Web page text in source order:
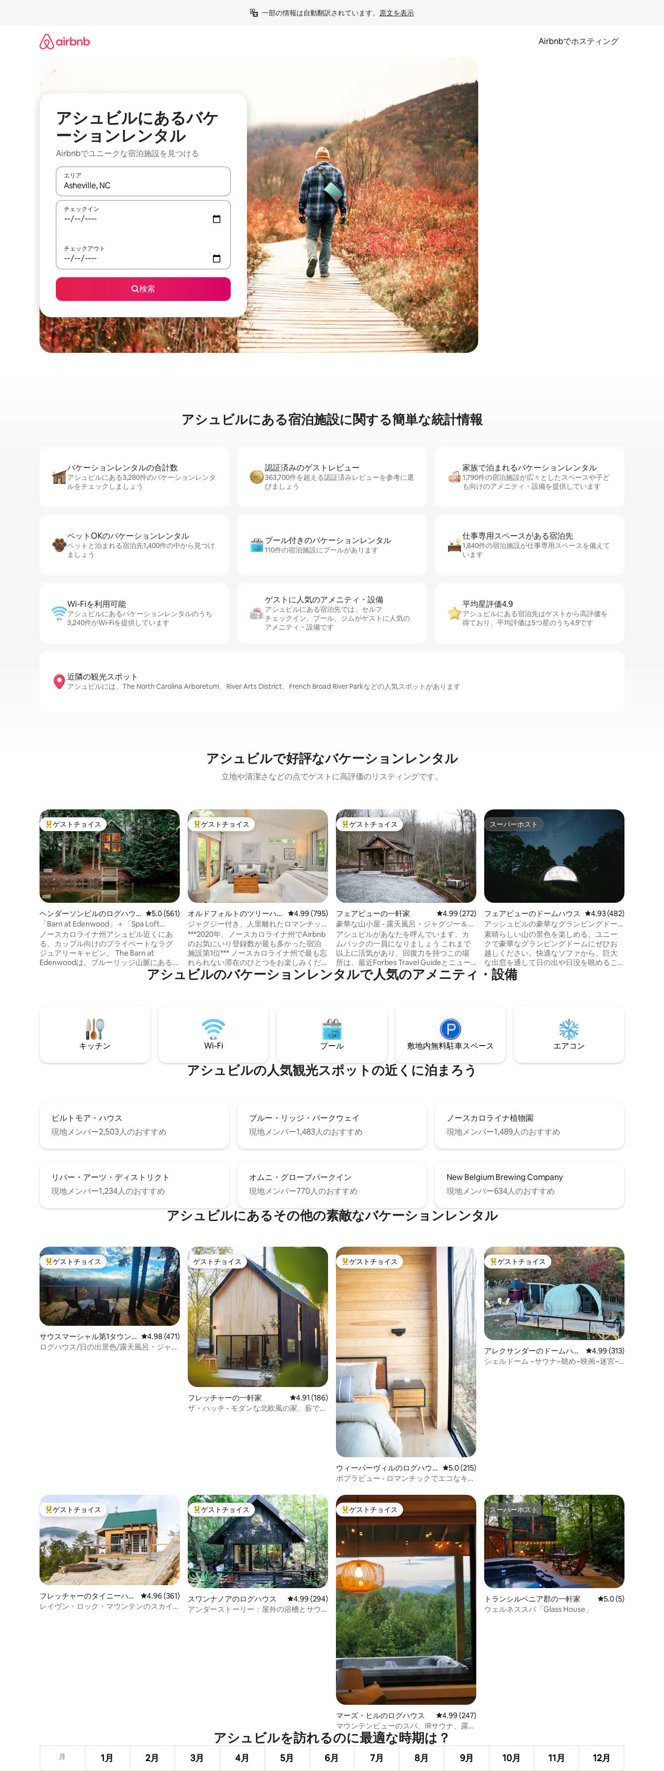
一部の情報は自動翻訳されています。 原文を表示
Airbnbでホスティング
アシュビルにあるバケ
ーションレンタル
Airbnbでユニークな宿泊施設を見つける
エリア
検索結果が表示されたら、上下の矢印キーを使って移動するか、画面をタッチまたはスワイプして検索結果を確認することができます。
チェックイン
チェックアウト
検索
アシュビルに⁠あ⁠る宿⁠泊⁠施⁠設⁠に関⁠す⁠る簡⁠単⁠な統⁠計⁠情⁠報
バケーションレ⁠ン⁠タ⁠ル⁠の合⁠計⁠数
アシュビルにある3,280件のバケーションレンタ
ルをチェックしましょう
認証済みのゲ⁠ス⁠ト⁠レ⁠ビ⁠ュ⁠ー
363,700件を超える認証済みレビューを参考に選
びましょう
家族で泊まれるバ⁠ケ⁠ー⁠シ⁠ョ⁠ンレ⁠ン⁠タ⁠ル
1,790件の宿泊施設が広々としたスペースや子ど
も向けのアメニティ・設備を提供しています
ペットOKのバ⁠ケ⁠ー⁠シ⁠ョ⁠ンレ⁠ン⁠タ⁠ル
ペットと泊まれる宿泊先1,400件の中から見つけ
ましょう
プール付きのバ⁠ケ⁠ー⁠シ⁠ョ⁠ンレ⁠ン⁠タ⁠ル
110件の宿泊施設にプールがあります
仕事専用ス⁠ペ⁠ー⁠スがあ⁠る宿⁠泊⁠先
1,840件の宿泊施設が仕事専用スペースを備えて
います
Wi-Fiを利⁠用⁠可⁠能
アシュビルにあるバケーションレンタルのうち
3,240件がWi-Fiを提供しています
ゲストに人⁠気⁠のア⁠メ⁠ニ⁠テ⁠ィ・設⁠備
アシュビルにある宿泊先では、セ⁠ル⁠フ
チ⁠ェ⁠ッ⁠ク⁠イ⁠ン、プール、ジムがゲストに人気の
アメニティ・設備です
平均星評価4.9
アシュビルにある宿泊先はゲストから高評価を
得ており、平均評価は5つ星のうち4.9です
近隣の観光ス⁠ポ⁠ッ⁠ト
アシュビルには、The North Carolina Arboretum、River Arts District、French Broad River Parkなどの人気スポットがあります
アシュビルで好評なバケーションレンタル
立地や清潔さなどの点でゲストに高評価のリスティングです。
大好評のゲストチョイスです。
ゲストチョイス
ヘンダーソンビルのログハウ
ス
レビュー561件、5つ星中5.0つ星の平均評価
5.0 (561)
「Barn at Edenwood」＋「Spa Loft
Tub」＋「Luxe Couples Getaway」
ノースカロライナ州アシュビル近くにあ
る、カップル向けのプライベートなラグ
ジュアリーキャビン。 The Barn at
Edenwoodは、ブルーリッジ山脈にあるデ
ザイン重視の山小屋で、ロマンチックな
旅行や静かな一人旅に最適です。浸かる
ュアリー、自然を求めるカップル向けに
意図的にデザインされています。ヘンダ
ーソンビルのダウンタウンまで12分、アシ
ュビルまで40分。エキュスタトレイル、
デュポンフォレスト、ピスガー国有林、
ビルトモアエステート、ブルーリッジパ
大好評のゲストチョイスです。
ゲストチョイス
オルドフォルトのツリーハウ
ス
レビュー795件、5つ星中4.99つ星の平均評価
4.99 (795)
ジャグジー付き、人里離れたロマンチッ
クな豪華ツリーハウス
***2020年、ノースカロライナ州でAirbnb
のお気にいり登録数が最も多かった宿泊
施設第1位*** ノースカロライナ州で最も忘
れられない滞在のひとつをお楽しみくだ
さい。森の奥深くに佇む、リラクゼーシ
ョン、ロマンス、つながり、そして完全
葉樹とマウンテン・ローレルに囲まれ
た、人里離れたオアシスへと足を運びま
しょう。木々に囲まれて楽しむモーニン
グコーヒーから、星空の下で過ごすホッ
トタブの夜まで、ここで過ごすすべての
瞬間が特別な体験のように感じられま
す。
大好評のゲストチョイスです。
ゲストチョイス
フェアビューの一軒家 レビュー272件、5つ星中4.99つ星の平均評価
4.99 (272)
豪華な山小屋 - 露天風呂・ジャグジー＆暖
炉3
アシュビルがあなたを呼んでいます。カ
ムバックの一員になりましょう これまで
以上に活気があり、回復力を持つこの場
所は、最近Forbes Travel Guideとニュー
ヨーク・タイムズによって2025年の人気
旅行先に選ばれました。 私たちの豪華な
す。自然に囲まれたこの家には、プライ
ベートホットタブ、屋外ガス暖炉、屋内
電気暖炉、マスターベッドルームからの
素晴らしい荒野の景色があり、山の生活
のすべての快適さを備えています。
スーパーホスト
スーパーホスト
フェアビューのドームハウス レビュー482件、5つ
4.93 (482)
アッシュビルの豪華なグランピングドー
ム | 山の景色、露天風呂・ジャグジー
素晴らしい山の景色を楽しめる、ユニー
クで豪華なグランピングドームにぜひお
越しください。快適なソファから、巨大
な出窓を通して日の出や日没を眺めるこ
とができます。美しい自然に囲まれなが
ら、屋外のホットタブやファイヤーピッ
山のオアシスです。Instaでフォローして
ください！@glamp_avl ◆ 暖房とエアコ
ン ◆ 居心地の良い薪ストーブ ◆ 屋外バス
タブ 夜用の◆囲炉裏 ◆ 快適なキングベッ
アシュビルのバケーションレンタルで人気のアメニティ・設備
キッチン Wi-Fi プール 敷地内無料駐⁠車ス⁠ペ⁠ー⁠ス エアコン
アシュビルの人気観光スポットの近くに泊まろう
ビルトモア・ハウス
現地メンバー2,503人のおすすめ
ブルー・リッジ・パークウェイ
現地メンバー1,483人のおすすめ
ノースカロライナ植物園
現地メンバー1,489人のおすすめ
リバー・アーツ・ディストリクト
現地メンバー1,234人のおすすめ
オムニ・グローブパークイン
現地メンバー770人のおすすめ
New Belgium Brewing Company
現地メンバー634人のおすすめ
アシュビルにあるその他の素敵なバケーションレンタル
大好評のゲストチョイスです。
ゲストチョイス
サウスマーシャル第1タウン
シップのログハウス
レビュー471件、5つ星中4.98つ星の平均評価
4.98 (471)
ログハウス/日の出景色/露天風呂・ジャグ
ゲストチョイス
ゲストチョイス
フレッチャーの一軒家 レビュー186件、5つ星中4.91つ星の平均評価
4.91 (186)
ザ・ハッチ - モダンな北欧風の家、薪で燃
大好評のゲストチョイスです。
ゲストチョイス
ウィーバーヴィルのログハウ
ス
レビュー215件、5つ星中5.0つ星の平均評価
5.0 (215)
ポプラビュー - ロマンチックでエコなキャ
大好評のゲストチョイスです。
ゲストチョイス
アレクサンダーのドームハウ
ス
レビュー313件、5つ
4.99 (313)
シェルドーム ~サウナ~眺め~映画~迷宮~
大好評のゲストチョイスです。
ゲストチョイス
フレッチャーのタイニーハウ
ス
レビュー361件、5つ星中4.96つ星の平均評価
4.96 (361)
レイヴン・ロック・マウンテンのスカイ
大好評のゲストチョイスです。
ゲストチョイス
スワンナノアのログハウス レビュー294件、5つ星中4.99つ星の平均評価
4.99 (294)
アンダーストーリー：屋外の浴槽とサウ
大好評のゲストチョイスです。
ゲストチョイス
マーズ・ヒルのログハウス レビュー247件、5つ星中4.99つ星の平均評価
4.99 (247)
マウンテンビューのスパ、IRサウナ、露天
風呂、トレイル、EVSE
スーパーホスト
スーパーホスト
トランシルベニア郡の一軒家 レビュー5件、5つ
5.0 (5)
ウェルネススパ「Glass House」
アシュビルを訪⁠れ⁠るの⁠に最⁠適⁠な時⁠期⁠は⁠？
月 1月 2月 3月 4月 5月 6月 7月 8月 9月 10月 11月 12月